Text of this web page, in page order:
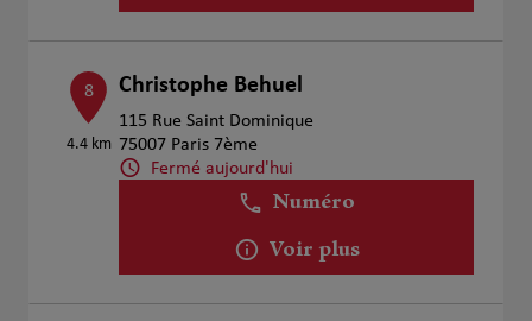
8
4.4 km
Christophe Behuel
115 Rue Saint Dominique
75007 Paris 7ème
Fermé aujourd'hui
Numéro
Voir plus